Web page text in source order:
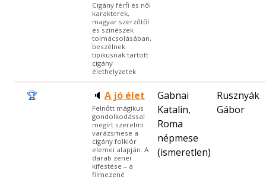
Cigány férfi és női
karakterek,
magyar szerzőtől
és színészek
tolmácsolásában,
beszélnek
tipikusnak tartott
cigány
élethelyzetek
🏆 🔈 A jó élet
Felnőtt mágikus
gondolkodással
megírt szerelmi
varázsmese a
cigány folklór
elemei alapján. A
darab zenei
kifestése – a
filmezené
Gabnai
Katalin,
Roma
népmese
(ismeretlen)
Rusznyák
Gábor